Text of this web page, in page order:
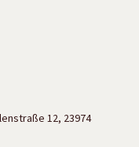
12, 23974